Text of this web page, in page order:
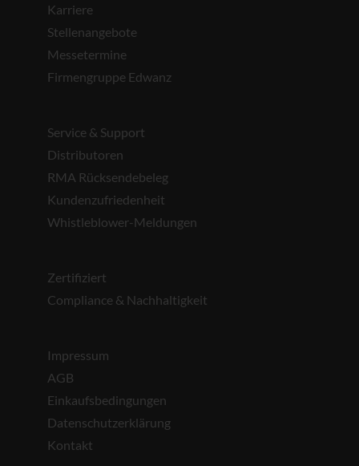
Karriere
Stellenangebote
Messetermine
Firmengruppe Edwanz
Service & Support
Distributoren
RMA Rücksendebeleg
Kundenzufriedenheit
Whistleblower-Meldungen
Zertifiziert
Compliance & Nachhaltigkeit
Impressum
AGB
Einkaufsbedingungen
Datenschutzerklärung
Kontakt